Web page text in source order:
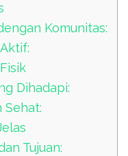
Komunitas:
Dihadapi:
Sehat:
Tujuan: